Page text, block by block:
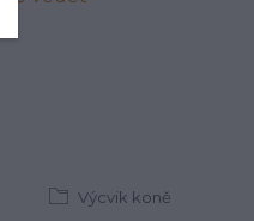
Výcvik koně